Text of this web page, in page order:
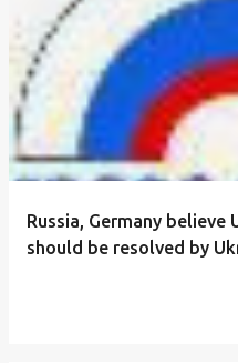
Russia, Germany
should be resolved by